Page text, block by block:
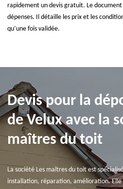
rapidement un devis gratuit. Le
dépenses. Il détaille les prix et les
qu’une fois validée.
Devis pour la
de Velux avec la
maîtres du toit
La société Les maîtres du toit est
installation, réparation, amélioration.